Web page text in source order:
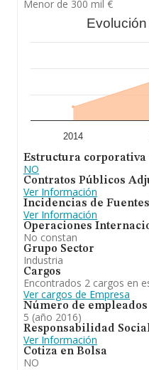
Menor de 300 mil €
2014
Estructura
NO
Contratos Públicos
Ver Información
Incidencias de
Ver Información
Operaciones
No constan
Grupo Sector
Industria
Cargos
Encontrados 2 cargos en
Ver cargos de Empresa
Número de empleados
5 (año 2016)
Responsabilidad
Ver Información
Cotiza en Bolsa
NO